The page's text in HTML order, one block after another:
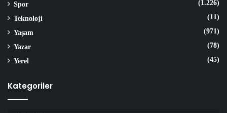
Spor (1.226)
Teknoloji (11)
Yaşam (971)
Yazar (78)
Yerel (45)
Kategoriler